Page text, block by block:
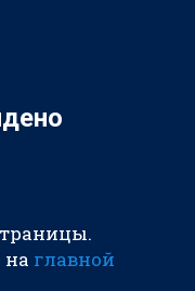
на главной